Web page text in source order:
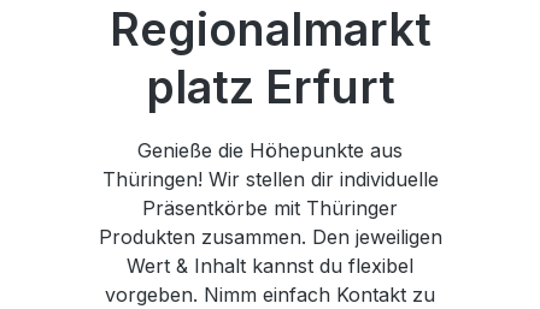
Regionalmarkt
platz Erfurt
Genieße die Höhepunkte aus
Thüringen! Wir stellen dir individuelle
Präsentkörbe mit Thüringer
Produkten zusammen. Den jeweiligen
Wert & Inhalt kannst du flexibel
vorgeben. Nimm einfach Kontakt zu